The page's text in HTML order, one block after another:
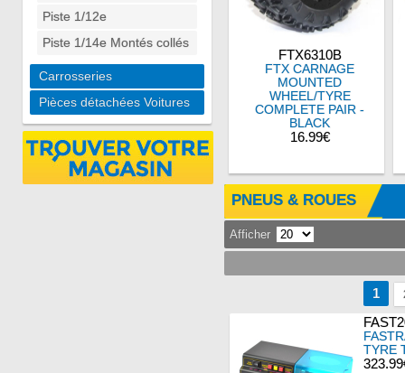
Piste 1/12e
Piste 1/14e Montés collés
Carrosseries
Pièces détachées Voitures
FTX6310B
FTX CARNAGE
MOUNTED
WHEEL/TYRE
COMPLETE PAIR -
BLACK
16.99€
PNEUS & ROUES
Afficher
1
TYRE